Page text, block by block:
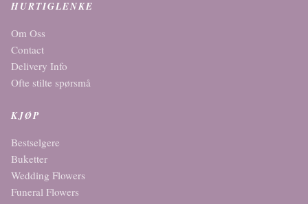
HURTIGLENKE
Om Oss
Contact
Delivery Info
Ofte stilte spørsmå
KJØP
Bestselgere
Buketter
Wedding Flowers
Funeral Flowers